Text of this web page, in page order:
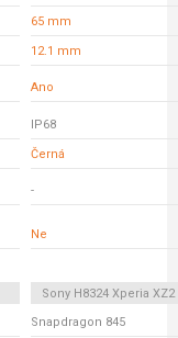
65 mm
12.1 mm
Ano
IP68
Černá
-
Ne
Sony H8324 Xperia
Snapdragon 845